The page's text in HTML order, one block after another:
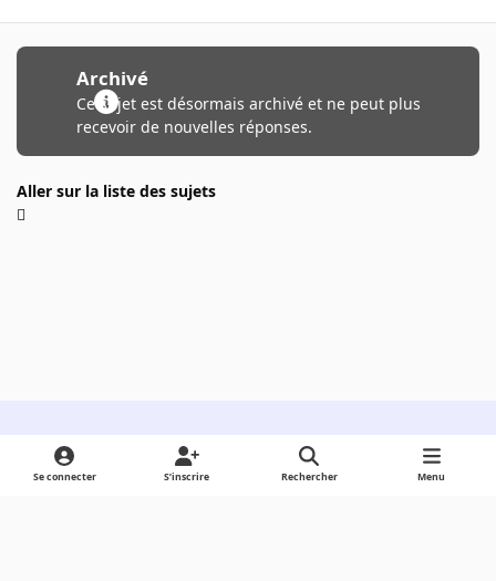
Archivé
Ce sujet est désormais archivé et ne peut plus
recevoir de nouvelles réponses.
Aller sur la liste des sujets
Light ModeDark ModeSystem Preference
Se connecter S’inscrire Rechercher Menu